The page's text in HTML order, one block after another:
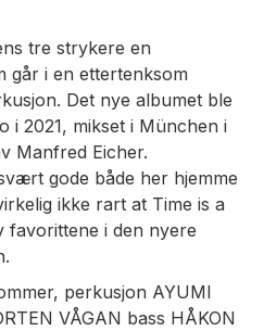
tre strykere en
går i en ettertenksom
Det nye albumet ble
i 2021, mikset i München i
Manfred Eicher.
gode både her hjemme
ikke rart at Time is a
favorittene i den nyere
perkusjon AYUMI
VÅGAN bass HÅKON